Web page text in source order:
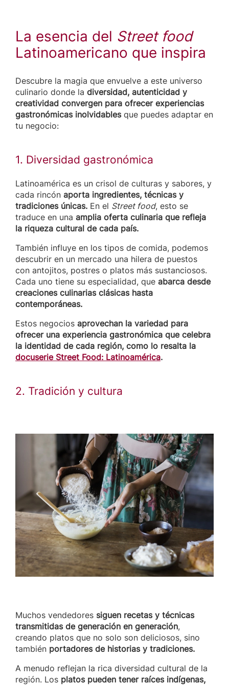
La esencia del Street food
Latinoamericano que inspira
Descubre la magia que envuelve a este universo
culinario donde la diversidad, autenticidad y
creatividad convergen para ofrecer experiencias
gastronómicas inolvidables que puedes adaptar en
tu negocio:
1. Diversidad gastronómica
Latinoamérica es un crisol de culturas y sabores, y
cada rincón aporta ingredientes, técnicas y
tradiciones únicas. En el Street food, esto se
traduce en una amplia oferta culinaria que refleja
la riqueza cultural de cada país.
También influye en los tipos de comida, podemos
descubrir en un mercado una hilera de puestos
con antojitos, postres o platos más sustanciosos.
Cada uno tiene su especialidad, que abarca desde
creaciones culinarias clásicas hasta
contemporáneas.
Estos negocios aprovechan la variedad para
ofrecer una experiencia gastronómica que celebra
la identidad de cada región, como lo resalta la
docuserie Street Food: Latinoamérica.
2. Tradición y cultura
Muchos vendedores siguen recetas y técnicas
transmitidas de generación en generación,
creando platos que no solo son deliciosos, sino
también portadores de historias y tradiciones.
A menudo reflejan la rica diversidad cultural de la
región. Los platos pueden tener raíces indígenas,